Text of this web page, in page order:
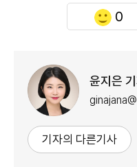
0
윤지은
기자의 다른기사